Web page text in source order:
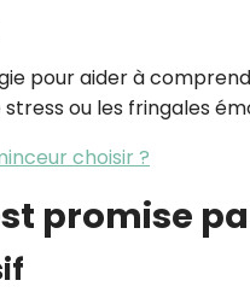
pour aider à
ou les fringales
choisir ?
promise